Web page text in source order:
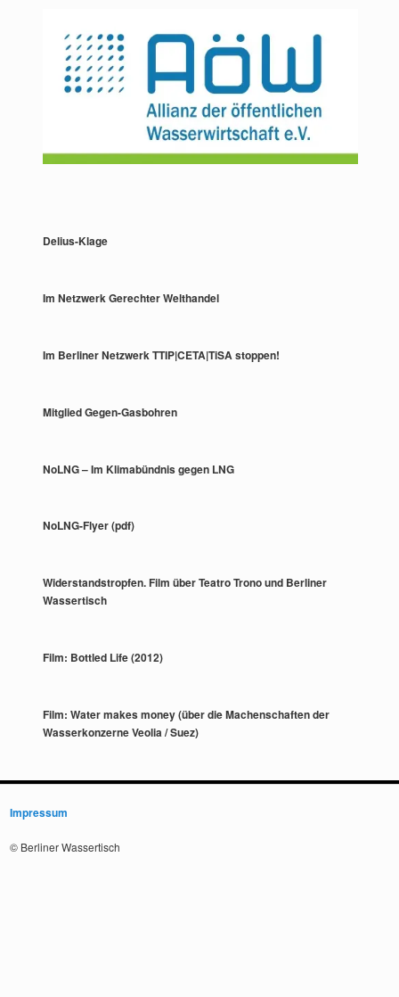
Delius-Klage
Im Netzwerk Gerechter Welthandel
Im Berliner Netzwerk TTIP|CETA|TiSA stoppen!
Mitglied Gegen-Gasbohren
NoLNG – Im Klimabündnis gegen LNG
NoLNG-Flyer (pdf)
Widerstandstropfen. Film über Teatro Trono und Berliner
Wassertisch
Film: Bottled Life (2012)
Film: Water makes money (über die Machenschaften der
Wasserkonzerne Veolia / Suez)
Impressum
© Berliner Wassertisch